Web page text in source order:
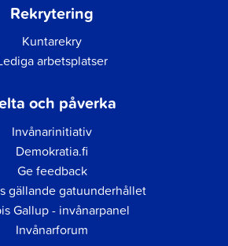
Rekrytering
Kuntarekry
arbetsplatser
och påverka
Invånarinitiativ
Demokratia.fi
Ge feedback
gällande gatuunderhållet
Gallup - invånarpanel
Invånarforum